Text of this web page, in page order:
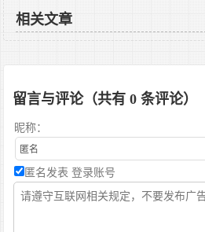
相关文章
留言与评论（共有0 条评论）
昵称：
匿名发表登录账号